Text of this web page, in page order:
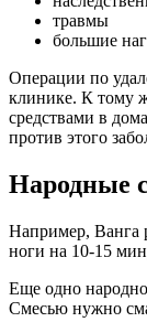
травмы
большие
Операции по
клинике. К тому
средствами в
против этого
Народные
Например, Ванга
ноги на 10-15
Еще одно
Смесью нужно